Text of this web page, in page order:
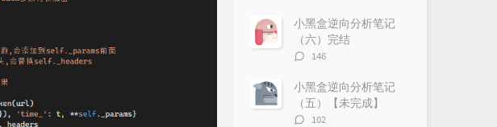
数：
小黑盒逆向分析笔记
（六）完结
评
数：
146
小黑盒逆向分析笔记
（五）【未完成】
评
102